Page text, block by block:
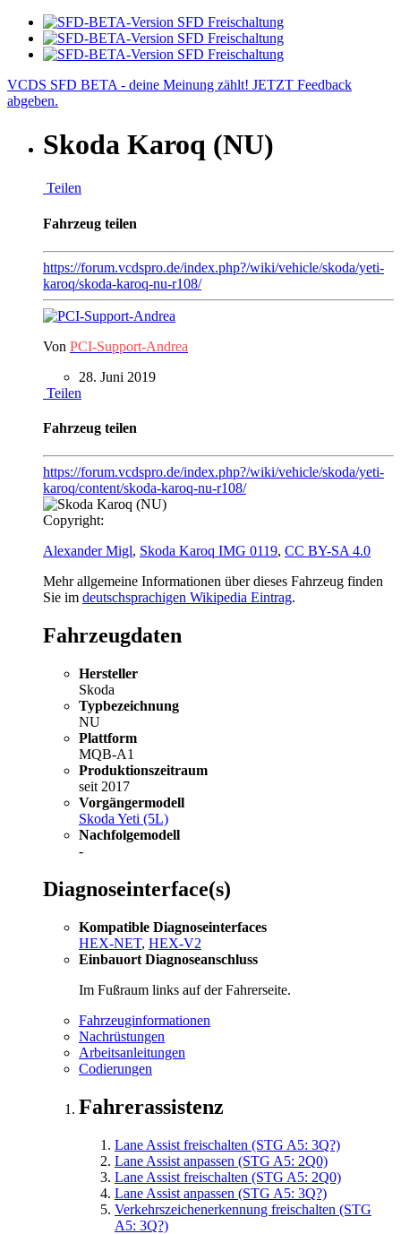
VCDS SFD BETA - deine Meinung zählt! JETZT Feedback
abgeben.
Skoda Karoq (NU)
Teilen
Fahrzeug teilen
https://forum.vcdspro.de/index.php?/wiki/vehicle/skoda/yeti-
karoq/skoda-karoq-nu-r108/
Von PCI-Support-Andrea
28. Juni 2019
Teilen
Fahrzeug teilen
https://forum.vcdspro.de/index.php?/wiki/vehicle/skoda/yeti-
karoq/content/skoda-karoq-nu-r108/
Copyright:
Alexander Migl, Skoda Karoq IMG 0119, CC BY-SA 4.0
Mehr allgemeine Informationen über dieses Fahrzeug finden
Sie im deutschsprachigen Wikipedia Eintrag.
Fahrzeugdaten
Hersteller
Skoda
Typbezeichnung
NU
Plattform
MQB-A1
Produktionszeitraum
seit 2017
Vorgängermodell
Skoda Yeti (5L)
Nachfolgemodell
-
Diagnoseinterface(s)
Kompatible Diagnoseinterfaces
HEX-NET, HEX-V2
Einbauort Diagnoseanschluss
Im Fußraum links auf der Fahrerseite.
Fahrzeuginformationen
Nachrüstungen
Arbeitsanleitungen
Codierungen
Fahrerassistenz
Lane Assist freischalten (STG A5: 3Q?)
Lane Assist anpassen (STG A5: 2Q0)
Lane Assist freischalten (STG A5: 2Q0)
Lane Assist anpassen (STG A5: 3Q?)
Verkehrszeichenerkennung freischalten (STG
A5: 3Q?)